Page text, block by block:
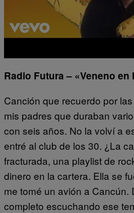
Radio Futura – «Veneno en
Canción que recuerdo por
mis padres que duraban
con seis años. No la volví a
entré al club de los 30. ¿La
fracturada, una playlist de
dinero en la cartera. Ella se
me tomé un avión a Cancún.
completo escuchando ese